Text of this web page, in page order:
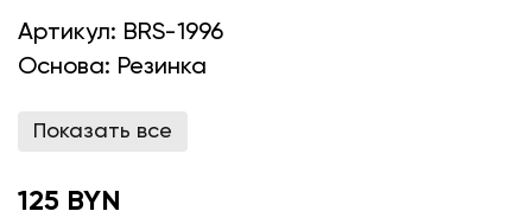
Артикул: BRS-1996
Основа: Резинка
Показать все
125 BYN